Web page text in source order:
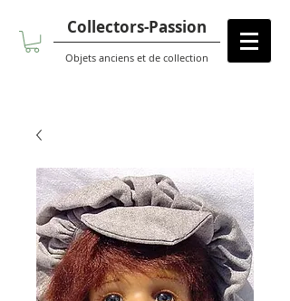
Collectors-Passion
Objets anciens et de collection